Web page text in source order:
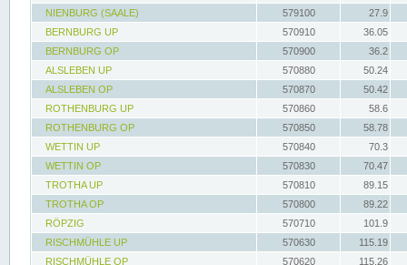
NIENBURG (SAALE)
579100
27.9
BERNBURG UP
570910
36.05
BERNBURG OP
570900
36.2
ALSLEBEN UP
570880
50.24
ALSLEBEN OP
570870
50.42
ROTHENBURG UP
570860
58.6
ROTHENBURG OP
570850
58.78
WETTIN UP
570840
70.3
WETTIN OP
570830
70.47
TROTHA UP
570810
89.15
TROTHA OP
570800
89.22
RÖPZIG
570710
101.9
RISCHMÜHLE UP
570630
115.19
RISCHMÜHLE OP
570620 115.26